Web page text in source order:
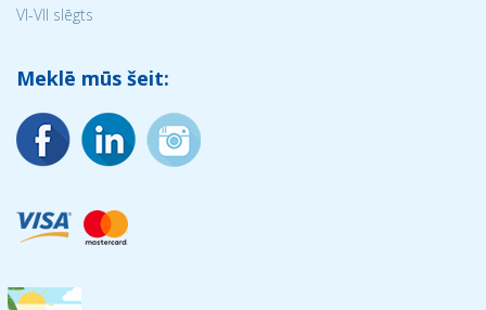
VI-VII slēgts
Meklē mūs šeit: